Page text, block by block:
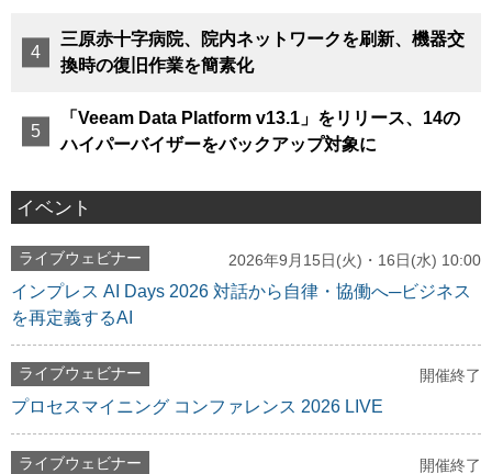
三原赤十字病院、院内ネットワークを刷新、機器交
換時の復旧作業を簡素化
「Veeam Data Platform v13.1」をリリース、14の
ハイパーバイザーをバックアップ対象に
イベント
ライブウェビナー 2026年9月15日(火)・16日(水) 10:00
インプレス AI Days 2026 対話から自律・協働へ─ビジネス
を再定義するAI
ライブウェビナー 開催終了
プロセスマイニング コンファレンス 2026 LIVE
ライブウェビナー 開催終了